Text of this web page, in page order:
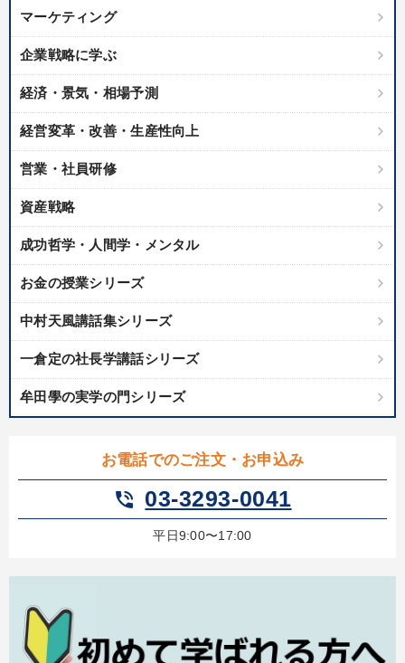
マーケティング
企業戦略に学ぶ
経済・景気・相場予測
経営変革・改善・生産性向上
営業・社員研修
資産戦略
成功哲学・人間学・メンタル
お金の授業シリーズ
中村天風講話集シリーズ
一倉定の社長学講話シリーズ
牟田學の実学の門シリーズ
お電話でのご注文・お申込み
phone_in_talk 03-3293-0041
平日9:00〜17:00